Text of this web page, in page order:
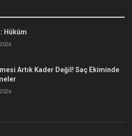
Hüküm
2026
Artık Kader Değil! Saç Ekiminde
2026